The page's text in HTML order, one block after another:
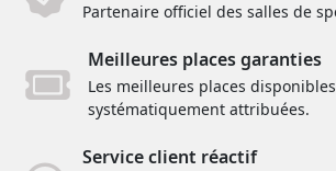
Partenaire officiel des salles de
Meilleures places garanties
Les meilleures places
systématiquement attribuées.
Service client réactif